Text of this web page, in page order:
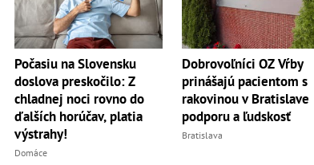
Počasiu na Slovensku
doslova preskočilo: Z
chladnej noci rovno do
ďalších horúčav, platia
výstrahy!
Domáce
Dobrovoľníci OZ Vŕby
prinášajú pacientom s
rakovinou v Bratislave
podporu a ľudskosť
Bratislava